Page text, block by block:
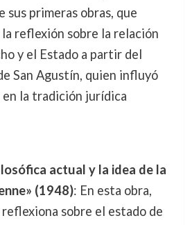
sus primeras obras, que
reflexión sobre la relación
y el Estado a partir del
San Agustín, quien influyó
la tradición jurídica
actual y la idea de la
(1948): En esta obra,
sobre el estado de